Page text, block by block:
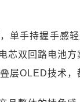
单手持握手感
双回路电池方
层OLED技术，